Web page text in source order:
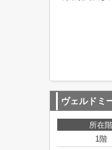
ヴェルドミ
所在階
1階